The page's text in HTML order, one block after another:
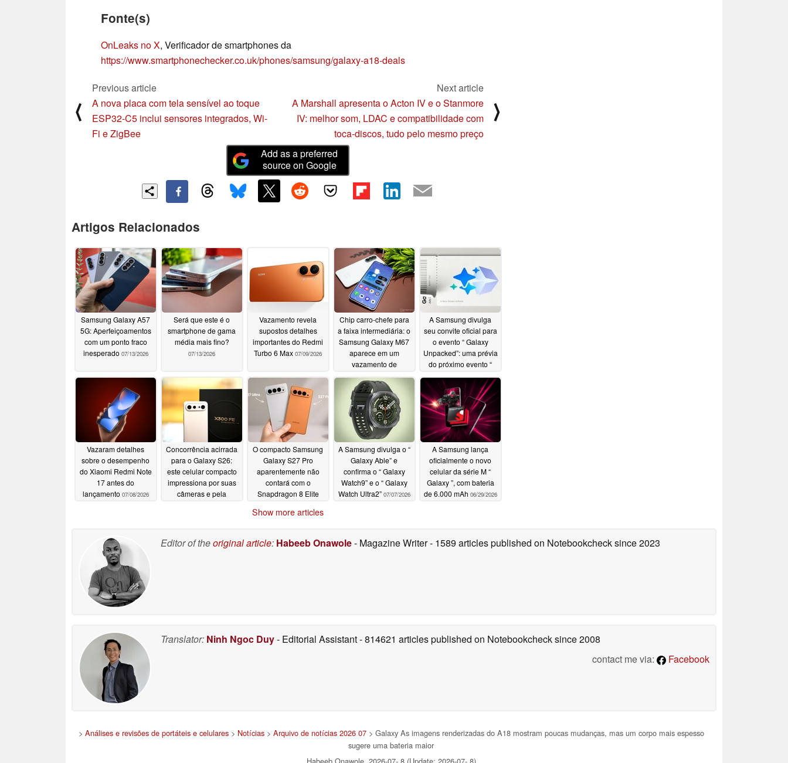
Fonte(s)
OnLeaks no X, Verificador de smartphones da
https://www.smartphonechecker.co.uk/phones/samsung/galaxy-a18-deals
⟨
Previous article
A nova placa com tela sensível ao toque
ESP32-C5 inclui sensores integrados, Wi-
Fi e ZigBee
Next article
A Marshall apresenta o Acton IV e o Stanmore
IV: melhor som, LDAC e compatibilidade com
toca-discos, tudo pelo mesmo preço
⟩
Add as a preferred
source on Google
Artigos Relacionados
Samsung Galaxy A57
5G: Aperfeiçoamentos
com um ponto fraco
inesperado 07/13/2026
Será que este é o
smartphone de gama
média mais fino?
07/13/2026
Vazamento revela
supostos detalhes
importantes do Redmi
Turbo 6 Max 07/09/2026
Chip carro-chefe para
a faixa intermediária: o
Samsung Galaxy M67
aparece em um
vazamento de
benchmark07/09/2026
A Samsung divulga
seu convite oficial para
o evento “ Galaxy
Unpacked”: uma prévia
do próximo evento “
setembro
07/08/2026
Vazaram detalhes
sobre o desempenho
do Xiaomi Redmi Note
17 antes do
lançamento 07/08/2026
Concorrência acirrada
para o Galaxy S26:
este celular compacto
impressiona por suas
câmeras e pela
O compacto Samsung
Galaxy S27 Pro
aparentemente não
contará com o
Snapdragon 8 Elite
versões07/07/2026
A Samsung divulga o “
Galaxy Able” e
confirma o “ Galaxy
Watch9” e o “ Galaxy
Watch Ultra2” 07/07/2026
A Samsung lança
oficialmente o novo
celular da série M “
Galaxy ”, com bateria
de 6.000 mAh 06/29/2026
Show more articles
Editor of theoriginal article: Habeeb Onawole- Magazine Writer- 1589 articles published on Notebookchecksince 2023
Translator: Ninh Ngoc Duy- Editorial Assistant- 814621 articles published on Notebookchecksince 2008
contact me via:
Facebook
> Análises e revisões de portáteis e celulares> Notícias> Arquivo de notícias 2026 07> Galaxy As imagens renderizadas do A18 mostram poucas mudanças, mas um corpo mais espesso
sugere uma bateria maior